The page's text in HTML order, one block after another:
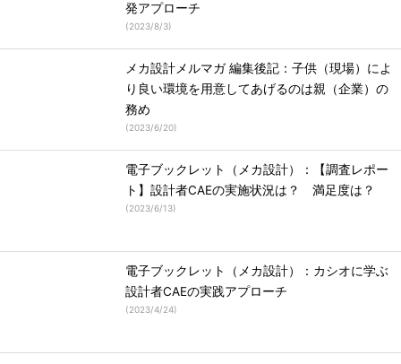
発アプローチ
(2023/8/3)
メカ設計メルマガ 編集後記：子供（現場）によ
り良い環境を用意してあげるのは親（企業）の
務め
(2023/6/20)
電子ブックレット（メカ設計）：【調査レポー
ト】設計者CAEの実施状況は？ 満足度は？
(2023/6/13)
電子ブックレット（メカ設計）：カシオに学ぶ
設計者CAEの実践アプローチ
(2023/4/24)